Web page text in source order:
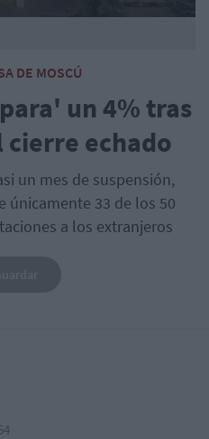
DE MOSCÚ
un 4% tras
cierre echado
un mes de suspensión,
únicamente 33 de los 50
a los extranjeros